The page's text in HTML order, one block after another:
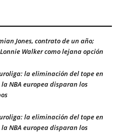
Jones, contrato de un año;
Walker como lejana opción
la eliminación del tope en
NBA europea disparan los
la eliminación del tope en
NBA europea disparan los